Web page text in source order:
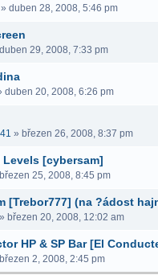
» duben 28, 2008, 5:46 pm
29, 2008, 7:33 pm
duben 20, 2008, 6:26 pm
» březen 26, 2008, 8:37 pm
[cybersam]
25, 2008, 8:45 pm
[Trebor777] (na ?ádost
» březen 20, 2008, 12:02 am
HP & SP Bar [El
2, 2008, 2:45 pm